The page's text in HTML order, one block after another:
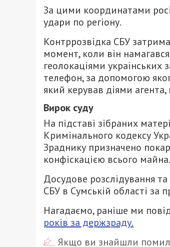
За цими координатами
удари по регіону.
Контррозвідка СБУ
момент, коли він
геолокаціями українських
телефон, за допомогою
який керував діями
Вирок суду
На підставі зібраних
Кримінального кодексу
Зраднику призначено
конфіскацією всього майна.
Досудове розслідування
СБУ в Сумській області за
Нагадаємо, раніше ми
років за держзраду.
Якщо ви знайшли